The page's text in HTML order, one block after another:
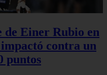
de Einer Rubio en
contra un
puntos